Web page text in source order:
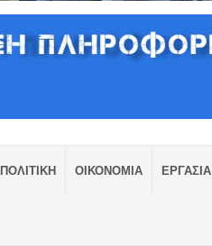
ΠΟΛΙΤΙΚΗ ΟΙΚΟΝΟΜΙΑ ΕΡΓΑΣΙΑ